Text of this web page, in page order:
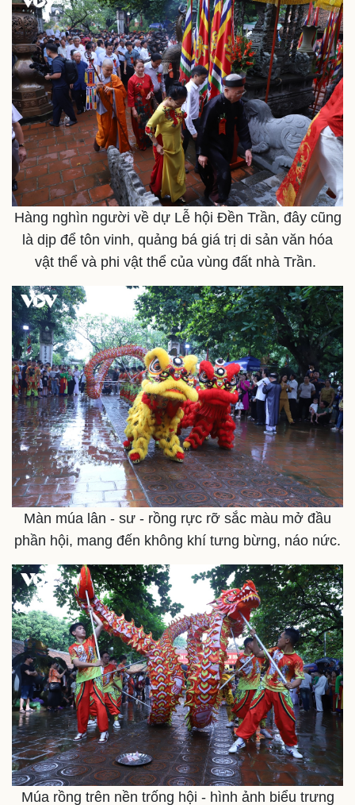
Pháp luật
Vụ án
Tin nóng
Tư vấn luật
Quân sự - Quốc phòng
Vũ khí
Việt Nam
Phân tích
Hàng nghìn người về dự Lễ hội Đền Trần, đây cũng
là dịp để tôn vinh, quảng bá giá trị di sản văn hóa
vật thể và phi vật thể của vùng đất nhà Trần.
Màn múa lân - sư - rồng rực rỡ sắc màu mở đầu
phần hội, mang đến không khí tưng bừng, náo nức.
Múa rồng trên nền trống hội - hình ảnh biểu trưng